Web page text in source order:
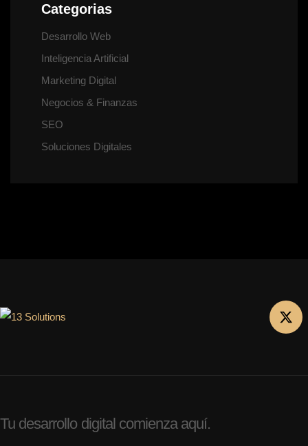
Categorias
Desarrollo Web
Inteligencia Artificial
Marketing Digital
Negocios & Finanzas
SEO
Soluciones Digitales
Tu desarrollo digital comienza aquí.